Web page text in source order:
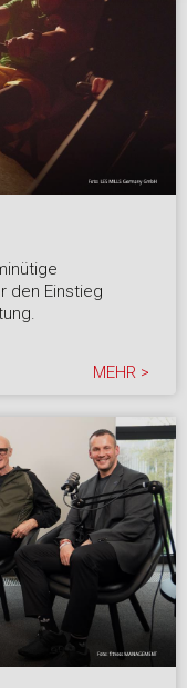
den Einstieg
MEHR >